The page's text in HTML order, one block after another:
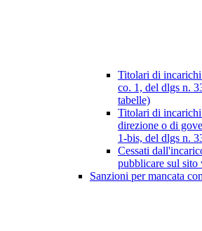
Titolari di
co. 1, del dlgs n.
tabelle)
Titolari di
direzione o di
1-bis, del dlgs n.
Cessati
pubblicare sul sito
Sanzioni per mancata